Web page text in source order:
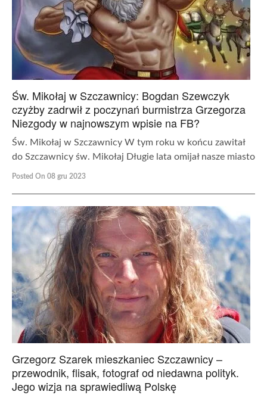
Św. Mikołaj w Szczawnicy: Bogdan Szewczyk
czyżby zadrwił z poczynań burmistrza Grzegorza
Niezgody w najnowszym wpisie na FB?
Św. Mikołaj w Szczawnicy W tym roku w końcu zawitał
do Szczawnicy św. Mikołaj Długie lata omijał nasze miasto
Posted On 08 gru 2023
Grzegorz Szarek mieszkaniec Szczawnicy –
przewodnik, flisak, fotograf od niedawna polityk.
Jego wizja na sprawiedliwą Polskę